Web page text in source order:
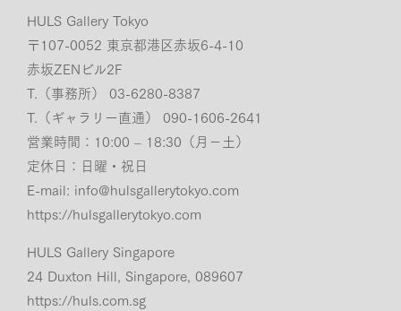
HULS Gallery Tokyo
〒107-0052 東京都港区赤坂6-4-10
赤坂ZENビル2F
T.（事務所） 03-6280-8387
T.（ギャラリー直通） 090-1606-2641
営業時間：10:00 – 18:30（月−土）
定休日：日曜・祝日
E-mail: info@hulsgallerytokyo.com
https://hulsgallerytokyo.com
HULS Gallery Singapore
24 Duxton Hill, Singapore, 089607
https://huls.com.sg